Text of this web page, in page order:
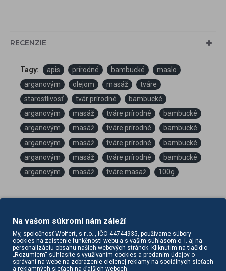
RECENZIE
Tagy: apis prírodné bambucké
maslo
arganovým
olejom masáž
tváre
starostlivosť
tvár prírodné
bambucké
arganovým
masáž tváre prírodné
bambucké
arganovým
masáž tváre prírodné
bambucké
arganovým
masáž tváre prírodné
bambucké
arganovým
masáž tváre prírodné
bambucké
arganovým
masáž tváre masaž 100g
PODOBNÉ PRODUKTY
Na vašom súkromí nám záleží
My, spoločnosť Wolfert, s.r..o.., IČO 44744935, používame súbory
cookies na zaistenie funkčnosti webu a s vaším súhlasom o. i. aj na
personalizáciu obsahu našich webových stránok. Kliknutím na tlačidlo
„Rozumiem“ súhlasíte s využívaním cookies a predaním údajov o
správaní na webe na zobrazenie cielenej reklamy na sociálnych sieťach
a reklamných sieťach na ďalších weboch.